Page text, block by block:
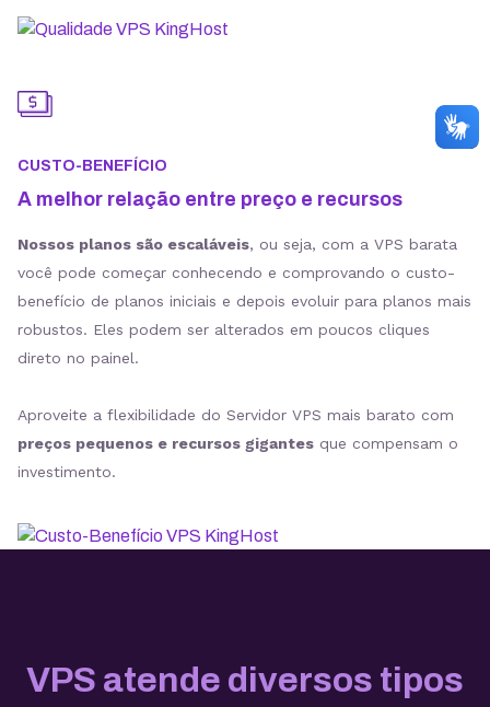
CUSTO-BENEFÍCIO
A melhor relação entre preço e recursos
Nossos planos são escaláveis, ou seja, com a VPS barata
você pode começar conhecendo e comprovando o custo-
benefício de planos iniciais e depois evoluir para planos mais
robustos. Eles podem ser alterados em poucos cliques
direto no painel.
Aproveite a flexibilidade do Servidor VPS mais barato com
preços pequenos e recursos gigantes que compensam o
investimento.
VPS atende diversos tipos